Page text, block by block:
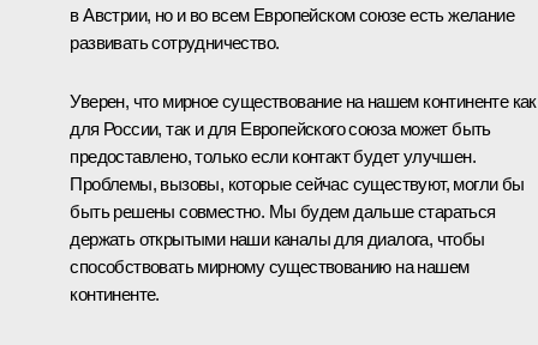
в Австрии, но и во всем Европейском союзе есть желание
развивать сотрудничество.
Уверен, что мирное существование на нашем континенте как
для России, так и для Европейского союза может быть
предоставлено, только если контакт будет улучшен.
Проблемы, вызовы, которые сейчас существуют, могли бы
быть решены совместно. Мы будем дальше стараться
держать открытыми наши каналы для диалога, чтобы
способствовать мирному существованию на нашем
континенте.